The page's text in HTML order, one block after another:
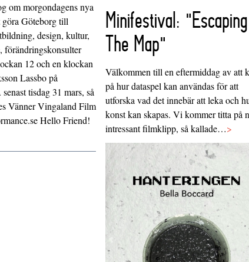
om morgondagens nya
göra Göteborg till
design, kultur,
förändringskonsulter
12 och en klockan
Lassbo på
tisdag 31 mars, så
Vänner Vingaland Film
Hello Friend!
Minifestival: "Escaping
The Map"
Välkommen till en eftermiddag av att
på hur dataspel kan användas för att
utforska vad det innebär att leka och
konst kan skapas. Vi kommer titta på
intressant filmklipp, så kallade…>